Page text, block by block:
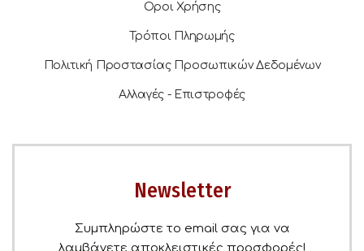
Οροι Χρήσης
Τρόποι Πληρωμής
Πολιτική Προστασίας Προσωπικών Δεδομένων
Αλλαγές - Επιστροφές
Newsletter
Συμπληρώστε το email σας για να
λαμβάνετε αποκλειστικές προσφορές!